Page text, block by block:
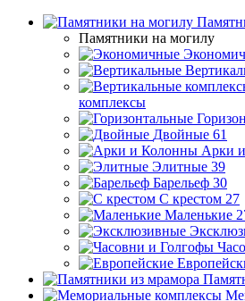
Памятники на могилу
комплексы
Двойные 61
Арки
Элитные 39
Барельеф 30
С крестом 27
Маленькие